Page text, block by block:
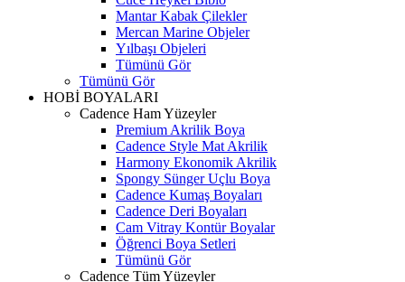
Mantar Kabak Çilekler
Mercan Marine Objeler
Yılbaşı Objeleri
Tümünü Gör
Tümünü Gör
HOBİ BOYALARI
Cadence Ham Yüzeyler
Premium Akrilik Boya
Cadence Style Mat Akrilik
Harmony Ekonomik Akrilik
Spongy Sünger Uçlu Boya
Cadence Kumaş Boyaları
Cadence Deri Boyaları
Cam Vitray Kontür Boyalar
Öğrenci Boya Setleri
Tümünü Gör
Cadence Tüm Yüzeyler